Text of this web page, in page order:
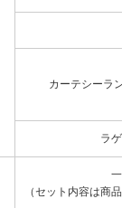
カーテシーラン
ラゲ
一
（セット内容は商品